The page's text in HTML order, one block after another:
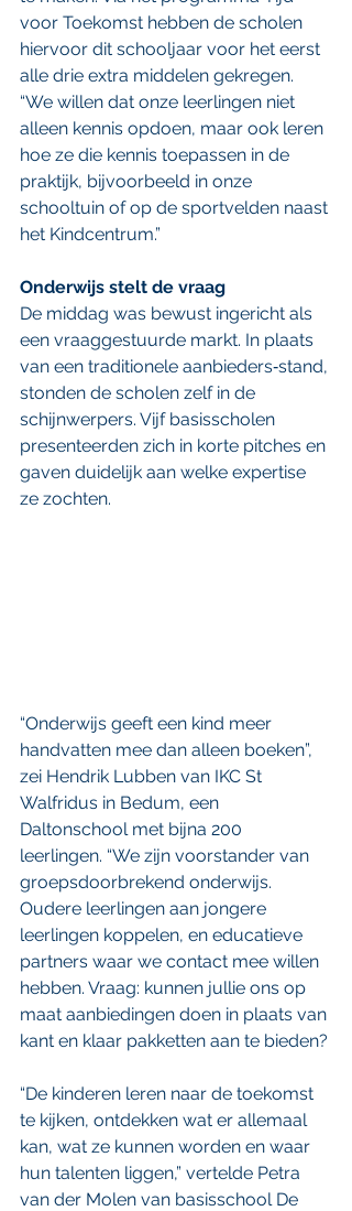
voor Toekomst hebben de scholen
hiervoor dit schooljaar voor het eerst
alle drie extra middelen gekregen.
“We willen dat onze leerlingen niet
alleen kennis opdoen, maar ook leren
hoe ze die kennis toepassen in de
praktijk, bijvoorbeeld in onze
schooltuin of op de sportvelden naast
het Kindcentrum.”
Onderwijs stelt de vraag
De middag was bewust ingericht als
een vraaggestuurde markt. In plaats
van een traditionele aanbieders‑stand,
stonden de scholen zelf in de
schijnwerpers. Vijf basisscholen
presenteerden zich in korte pitches en
gaven duidelijk aan welke expertise
ze zochten.
“Onderwijs geeft een kind meer
handvatten mee dan alleen boeken”,
zei Hendrik Lubben van IKC St
Walfridus in Bedum, een
Daltonschool met bijna 200
leerlingen. “We zijn voorstander van
groepsdoorbrekend onderwijs.
Oudere leerlingen aan jongere
leerlingen koppelen, en educatieve
partners waar we contact mee willen
hebben. Vraag: kunnen jullie ons op
maat aanbiedingen doen in plaats van
kant en klaar pakketten aan te bieden?
“De kinderen leren naar de toekomst
te kijken, ontdekken wat er allemaal
kan, wat ze kunnen worden en waar
hun talenten liggen,” vertelde Petra
van der Molen van basisschool De